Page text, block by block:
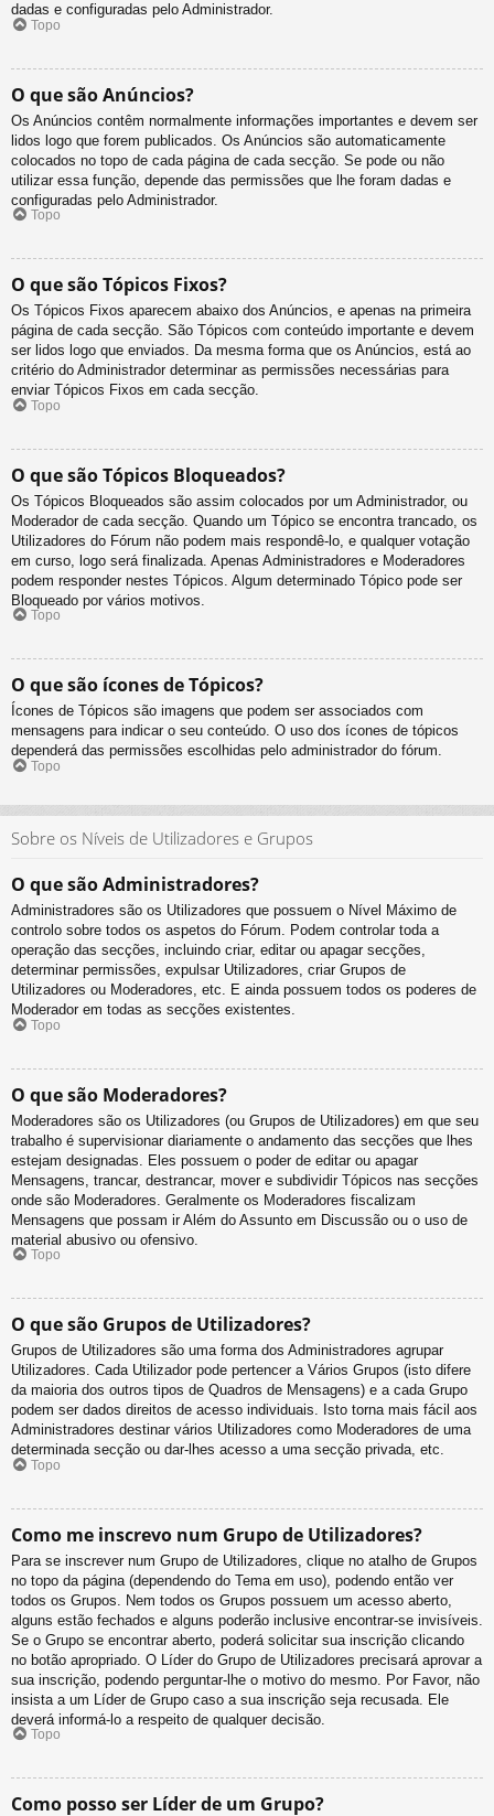
dadas e configuradas pelo Administrador.
Topo
O que são Anúncios?
Os Anúncios contêm normalmente informações importantes e devem ser
lidos logo que forem publicados. Os Anúncios são automaticamente
colocados no topo de cada página de cada secção. Se pode ou não
utilizar essa função, depende das permissões que lhe foram dadas e
configuradas pelo Administrador.
Topo
O que são Tópicos Fixos?
Os Tópicos Fixos aparecem abaixo dos Anúncios, e apenas na primeira
página de cada secção. São Tópicos com conteúdo importante e devem
ser lidos logo que enviados. Da mesma forma que os Anúncios, está ao
critério do Administrador determinar as permissões necessárias para
enviar Tópicos Fixos em cada secção.
Topo
O que são Tópicos Bloqueados?
Os Tópicos Bloqueados são assim colocados por um Administrador, ou
Moderador de cada secção. Quando um Tópico se encontra trancado, os
Utilizadores do Fórum não podem mais respondê-lo, e qualquer votação
em curso, logo será finalizada. Apenas Administradores e Moderadores
podem responder nestes Tópicos. Algum determinado Tópico pode ser
Bloqueado por vários motivos.
Topo
O que são ícones de Tópicos?
Ícones de Tópicos são imagens que podem ser associados com
mensagens para indicar o seu conteúdo. O uso dos ícones de tópicos
dependerá das permissões escolhidas pelo administrador do fórum.
Topo
Sobre os Níveis de Utilizadores e Grupos
O que são Administradores?
Administradores são os Utilizadores que possuem o Nível Máximo de
controlo sobre todos os aspetos do Fórum. Podem controlar toda a
operação das secções, incluindo criar, editar ou apagar secções,
determinar permissões, expulsar Utilizadores, criar Grupos de
Utilizadores ou Moderadores, etc. E ainda possuem todos os poderes de
Moderador em todas as secções existentes.
Topo
O que são Moderadores?
Moderadores são os Utilizadores (ou Grupos de Utilizadores) em que seu
trabalho é supervisionar diariamente o andamento das secções que lhes
estejam designadas. Eles possuem o poder de editar ou apagar
Mensagens, trancar, destrancar, mover e subdividir Tópicos nas secções
onde são Moderadores. Geralmente os Moderadores fiscalizam
Mensagens que possam ir Além do Assunto em Discussão ou o uso de
material abusivo ou ofensivo.
Topo
O que são Grupos de Utilizadores?
Grupos de Utilizadores são uma forma dos Administradores agrupar
Utilizadores. Cada Utilizador pode pertencer a Vários Grupos (isto difere
da maioria dos outros tipos de Quadros de Mensagens) e a cada Grupo
podem ser dados direitos de acesso individuais. Isto torna mais fácil aos
Administradores destinar vários Utilizadores como Moderadores de uma
determinada secção ou dar-lhes acesso a uma secção privada, etc.
Topo
Como me inscrevo num Grupo de Utilizadores?
Para se inscrever num Grupo de Utilizadores, clique no atalho de Grupos
no topo da página (dependendo do Tema em uso), podendo então ver
todos os Grupos. Nem todos os Grupos possuem um acesso aberto,
alguns estão fechados e alguns poderão inclusive encontrar-se invisíveis.
Se o Grupo se encontrar aberto, poderá solicitar sua inscrição clicando
no botão apropriado. O Líder do Grupo de Utilizadores precisará aprovar a
sua inscrição, podendo perguntar-lhe o motivo do mesmo. Por Favor, não
insista a um Líder de Grupo caso a sua inscrição seja recusada. Ele
deverá informá-lo a respeito de qualquer decisão.
Topo
Como posso ser Líder de um Grupo?